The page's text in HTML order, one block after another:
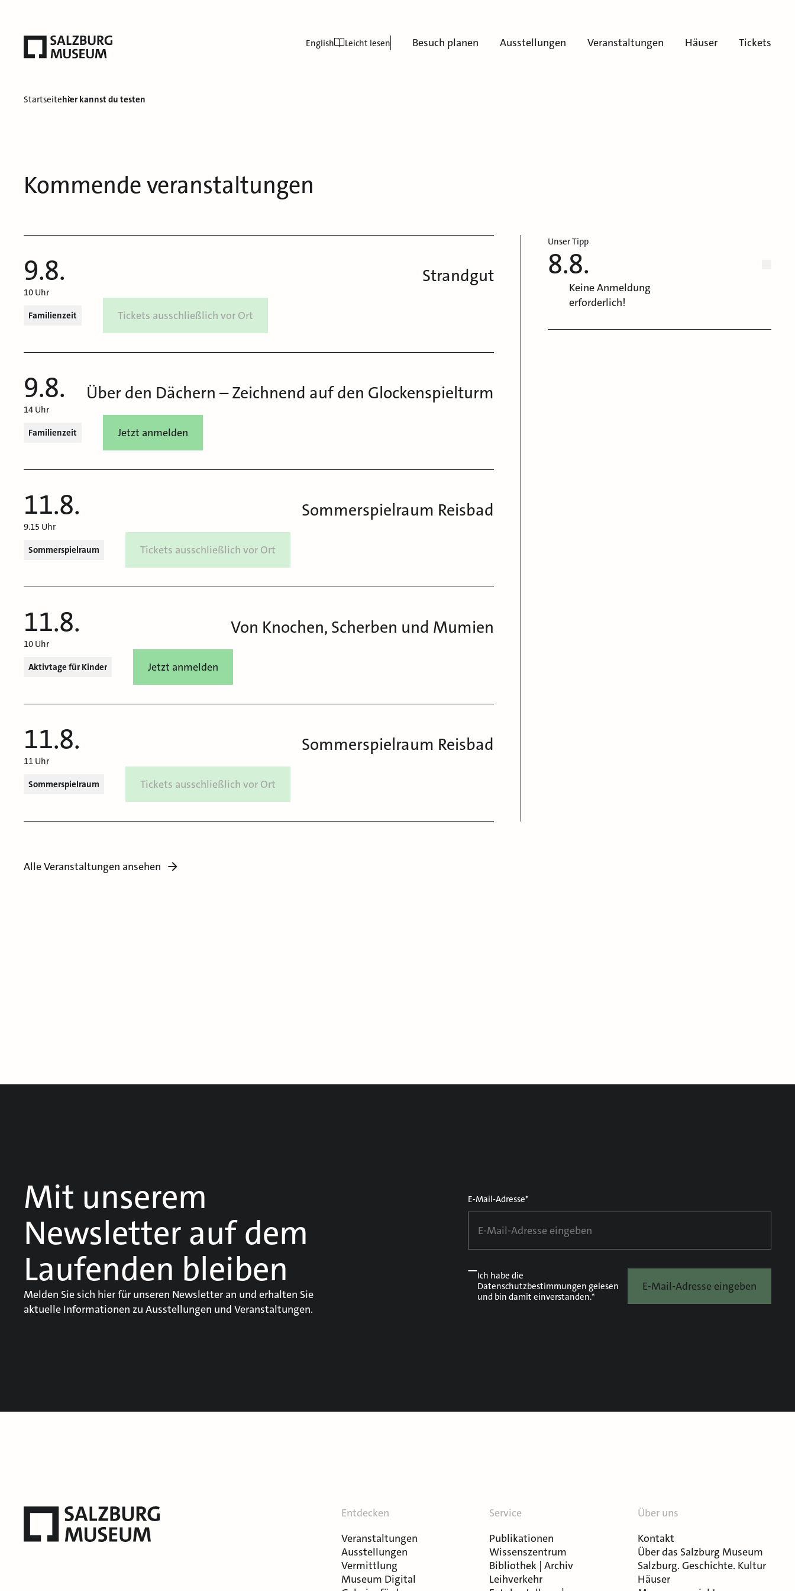
Besuch planen Ausstellungen Veranstaltungen Häuser Tickets
English Leicht lesen
Startseitehier kannst du testen
Kommende veranstaltungen
9.8.
10 Uhr
Strandgut
Familienzeit Tickets ausschließlich vor Ort
9.8.
14 Uhr
Über den Dächern – Zeichnend auf den Glockenspielturm
Familienzeit Jetzt anmelden
11.8.
9.15 Uhr
Sommerspielraum Reisbad
Sommerspielraum Tickets ausschließlich vor Ort
11.8.
10 Uhr
Von Knochen, Scherben und Mumien
Aktivtage für Kinder Jetzt anmelden
11.8.
11 Uhr
Sommerspielraum Reisbad
Sommerspielraum Tickets ausschließlich vor Ort
Unser Tipp
8.8.
Keine Anmeldung
erforderlich!
Alle Veranstaltungen ansehen
Mit unserem
Newsletter auf dem
Laufenden bleiben
Melden Sie sich hier für unseren Newsletter an und erhalten Sie
aktuelle Informationen zu Ausstellungen und Veranstaltungen.
E-Mail-Adresse*
Ich habe die
Datenschutzbestimmungen gelesen
und bin damit einverstanden.*
E-Mail-Adresse eingeben
Entdecken
Veranstaltungen
Ausstellungen
Vermittlung
Museum Digital
Service
Publikationen
Wissenszentrum
Bibliothek | Archiv
Leihverkehr
Über uns
Kontakt
Über das Salzburg Museum
Salzburg. Geschichte. Kultur
Häuser